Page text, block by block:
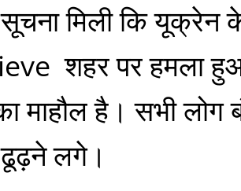
सूचना मिली कि
शहर पर हमला
माहौल है। सभी लोग
ढूढ़ने लगे।